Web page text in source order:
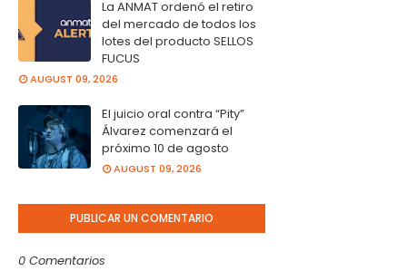
La ANMAT ordenó el retiro
del mercado de todos los
lotes del producto SELLOS
FUCUS
AUGUST 09, 2026
El juicio oral contra “Pity”
Álvarez comenzará el
próximo 10 de agosto
AUGUST 09, 2026
PUBLICAR UN COMENTARIO
0 Comentarios